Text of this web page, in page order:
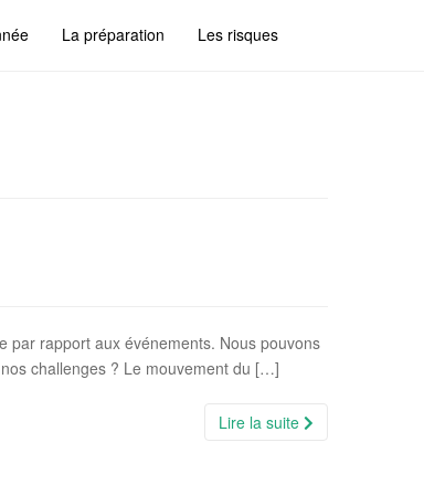
La préparation Les risques
par rapport aux événements. Nous pouvons
challenges ? Le mouvement du […]
Lire la suite